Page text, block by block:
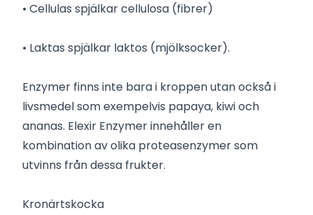
• Cellulas spjälkar cellulosa (fibrer)
• Laktas spjälkar laktos (mjölksocker).
Enzymer finns inte bara i kroppen utan också i
livsmedel som exempelvis papaya, kiwi och
ananas. Elexir Enzymer innehåller en
kombination av olika proteasenzymer som
utvinns från dessa frukter.
Kronärtskocka